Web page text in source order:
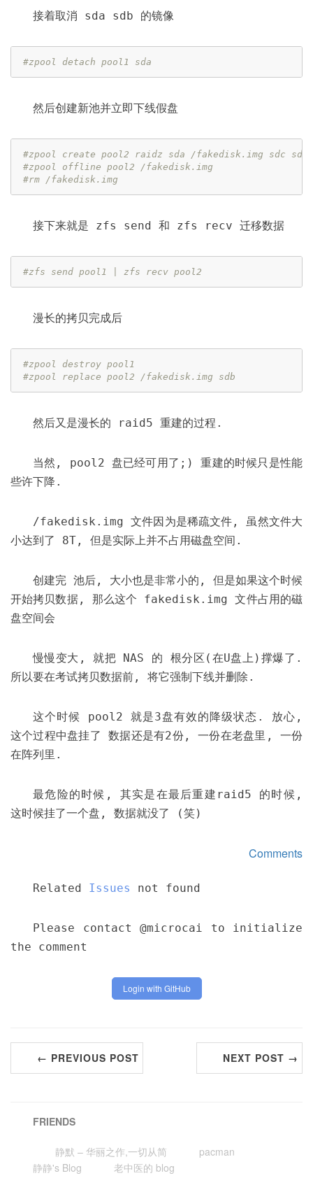
接着取消 sda sdb 的镜像
#zpool detach pool1 sda
然后创建新池并立即下线假盘
#zpool create pool2 raidz sda /fakedisk.img sdc sdd
#zpool offline pool2 /fakedisk.img
#rm /fakedisk.img
接下来就是 zfs send 和 zfs recv 迁移数据
#zfs send pool1 | zfs recv pool2
漫长的拷贝完成后
#zpool destroy pool1
#zpool replace pool2 /fakedisk.img sdb
然后又是漫长的 raid5 重建的过程.
当然, pool2 盘已经可用了;) 重建的时候只是性能
些许下降.
/fakedisk.img 文件因为是稀疏文件, 虽然文件大
小达到了 8T, 但是实际上并不占用磁盘空间.
创建完 池后, 大小也是非常小的, 但是如果这个时候
开始拷贝数据, 那么这个 fakedisk.img 文件占用的磁
盘空间会
慢慢变大, 就把 NAS 的 根分区(在U盘上)撑爆了.
所以要在考试拷贝数据前, 将它强制下线并删除.
这个时候 pool2 就是3盘有效的降级状态. 放心,
这个过程中盘挂了 数据还是有2份, 一份在老盘里, 一份
在阵列里.
最危险的时候, 其实是在最后重建raid5 的时候,
这时候挂了一个盘, 数据就没了 (笑)
Comments
Related Issues not found
Please contact @microcai to initialize
the comment
Login with GitHub
← PREVIOUS POST NEXT POST →
FRIENDS
静默 – 华丽之作,一切从简
pacman
静静's Blog
老中医的 blog